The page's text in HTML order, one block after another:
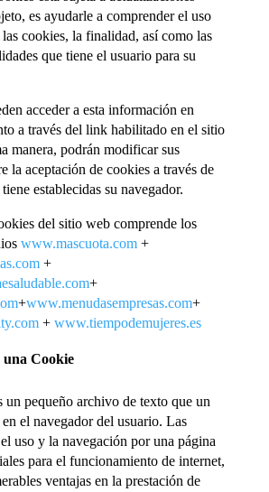
es ayudarle a comprender el uso
las cookies, la finalidad, así como las
que tiene el usuario para su
acceder a esta información en
a través del link habilitado en el sitio
manera, podrán modificar sus
la aceptación de cookies a través de
establecidas su navegador.
del sitio web comprende los
www.mascuota.com+
+
+
+www.menudasempresas.com+
+ www.tiempodemujeres.es
Cookie
un pequeño archivo de texto que un
el navegador del usuario. Las
uso y la navegación por una página
para el funcionamiento de internet,
ventajas en la prestación de